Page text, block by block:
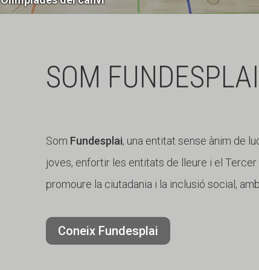
SOM FUNDESPLAI
Som Fundesplai, una entitat sense ànim de
joves, enfortir les entitats de lleure i el
promoure la ciutadania i la inclusió social,
Coneix Fundesplai